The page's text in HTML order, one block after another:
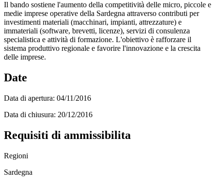
Il bando sostiene l'aumento della competitività delle micro, piccole e
medie imprese operative della Sardegna attraverso contributi per
investimenti materiali (macchinari, impianti, attrezzature) e
immateriali (software, brevetti, licenze), servizi di consulenza
specialistica e attività di formazione. L'obiettivo è rafforzare il
sistema produttivo regionale e favorire l'innovazione e la crescita
delle imprese.
Date
Data di apertura: 04/11/2016
Data di chiusura: 20/12/2016
Requisiti di ammissibilita
Regioni
Sardegna